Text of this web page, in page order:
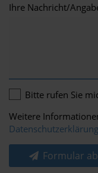
Ihre Nachricht/
Bitte rufen Sie
Weitere
Datenschutzerklärung
Formular